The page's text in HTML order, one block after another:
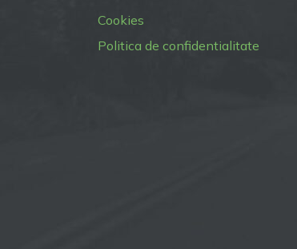
Cookies
Politica de confidentialitate